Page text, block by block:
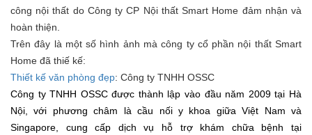
công nội thất do Công ty CP Nội thất Smart Home đảm nhận và
hoàn thiện.
Trên đây là một số hình ảnh mà công ty cổ phần nội thất Smart
Home đã thiế kế:
Thiết kế văn phòng đẹp: Công ty TNHH OSSC
Công ty TNHH OSSC được thành lập vào đầu năm 2009 tại Hà
Nội, với phương châm là cầu nối y khoa giữa Việt Nam và
Singapore, cung cấp dịch vụ hỗ trợ khám chữa bệnh tại